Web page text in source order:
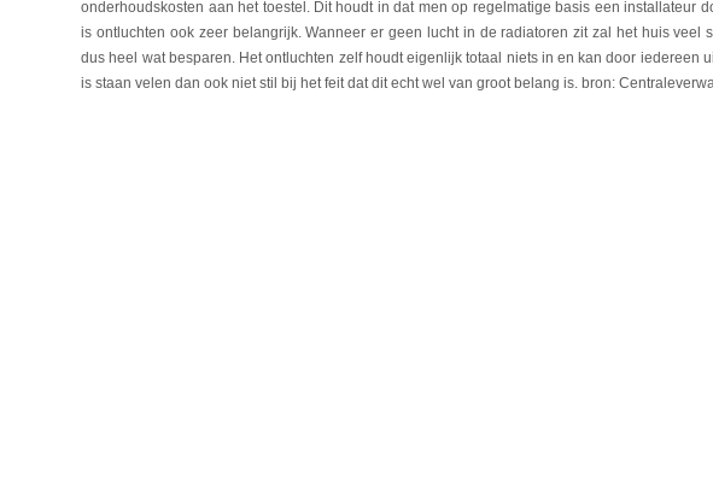
onderhoudskosten aan het toestel. Dit houdt in dat men op regelmatige basis een installateur
is ontluchten ook zeer belangrijk. Wanneer er geen lucht in de radiatoren zit zal het huis veel
dus heel wat besparen. Het ontluchten zelf houdt eigenlijk totaal niets in en kan door iedereen
is staan velen dan ook niet stil bij het feit dat dit echt wel van groot belang is. bron: